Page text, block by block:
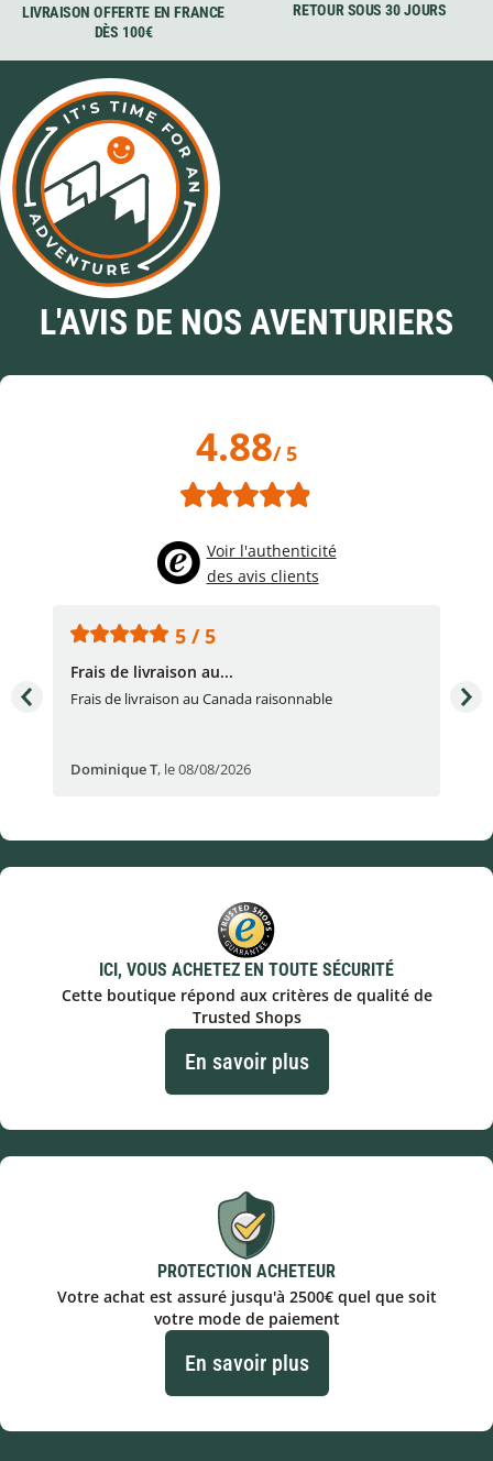
LIVRAISON OFFERTE EN FRANCE
DÈS 100€
RETOUR SOUS 30 JOURS
L'AVIS DE NOS AVENTURIERS
4.88/ 5
Voir l'authenticité
des avis clients
5 / 5
Frais de livraison au...
Frais de livraison au Canada raisonnable
Dominique T, le 08/08/2026
ICI, VOUS ACHETEZ EN TOUTE SÉCURITÉ
Cette boutique répond aux critères de qualité de
Trusted Shops
En savoir plus
PROTECTION ACHETEUR
Votre achat est assuré jusqu'à 2500€ quel que soit
votre mode de paiement
En savoir plus